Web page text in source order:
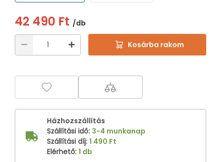
42 490 Ft /db
Kosárba rakom
Házhozszállítás
Szállítási idő: 3-4 munkanap
Szállítási díj: 1 490 Ft
Elérhető: 1 db